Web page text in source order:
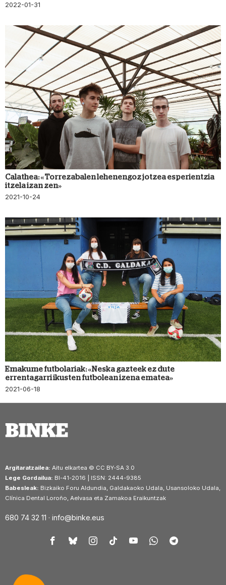
2022-01-31
Calathea: «Torrezabalen lehenengoz jotzea esperientzia
itzela izan zen»
2021-10-24
Emakume futbolariak: «Neska gazteek ez dute
errentagarri ikusten futbolean izena ematea»
2021-06-18
Argitaratzailea: Aitu elkartea © CC BY-SA 3.0
Lege Gordailua: BI-41-2016 | ISSN: 2444-9385
Babesleak: Bizkaiko Foru Aldundia, Galdakaoko Udala, Usansoloko Udala,
Clínica Dental Loroño, Aelvasa eta Zamakoa Eraikuntzak
680 74 32 11 · info@binke.eus